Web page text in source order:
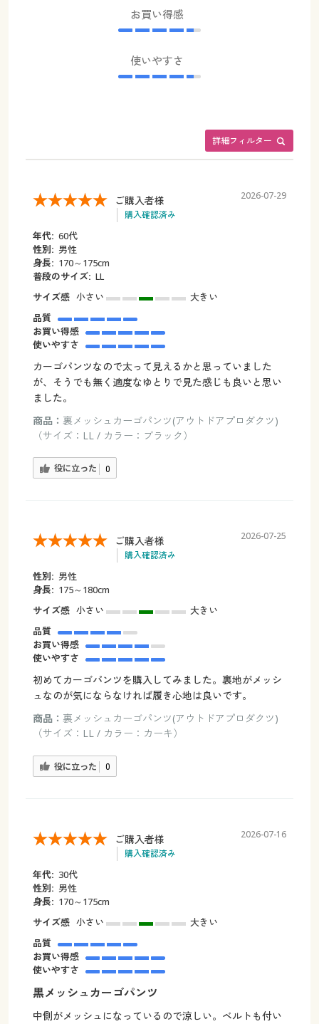
お買い得感
使いやすさ
詳細フィルター
ご購入者様
購入確認済み
2026-07-29
年代: 60代
性別: 男性
身長: 170～175cm
普段のサイズ: LL
サイズ感 小さい
大きい
品質
お買い得感
使いやすさ
カーゴパンツなので太って見えるかと思っていました
が、そうでも無く適度なゆとりで見た感じも良いと思い
ました。
商品： 裏メッシュカーゴパンツ(アウトドアプロダクツ)
（サイズ：LL / カラー：ブラック）
役に立った 0
ご購入者様
購入確認済み
2026-07-25
性別: 男性
身長: 175～180cm
サイズ感 小さい
大きい
品質
お買い得感
使いやすさ
初めてカーゴパンツを購入してみました。裏地がメッシ
ュなのが気にならなければ履き心地は良いです。
商品： 裏メッシュカーゴパンツ(アウトドアプロダクツ)
（サイズ：LL / カラー：カーキ）
役に立った 0
ご購入者様
購入確認済み
2026-07-16
年代: 30代
性別: 男性
身長: 170～175cm
サイズ感 小さい
大きい
品質
お買い得感
使いやすさ
黒メッシュカーゴパンツ
中側がメッシュになっているので涼しい。ベルトも付い